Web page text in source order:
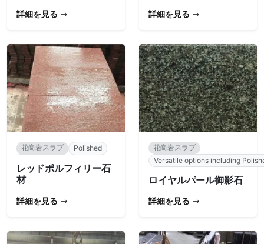
詳細を見る 詳細を見る
花崗岩スラブ Polished
レッドポルフィリー石
材
詳細を見る
花崗岩スラブ
Versatile options including
ロイヤルパール御影石
詳細を見る